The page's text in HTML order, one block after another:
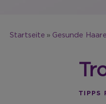
Startseite Gesunde Haare
TIPPS